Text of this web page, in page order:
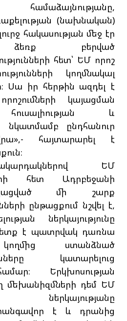
(նախնական)
հակասության մեջ էր
ձեռք բերված
հետ՝ ԵՄ որոշ
կողմնակալ
Սա իր հերթին ազդել է
կայացման
և
նկատմամբ ընդհանուր
հայտարարել է
ԵՄ
հետ Ադրբեջանի
մի շարք
ընթացքում նշվել է,
ներկայությունը
է պատրվակ դառնա
ստանձնած
կատարելուց
Երկխոսության
մեխանիզմների դեմ ԵՄ
ներկայությանը
է և դրանից